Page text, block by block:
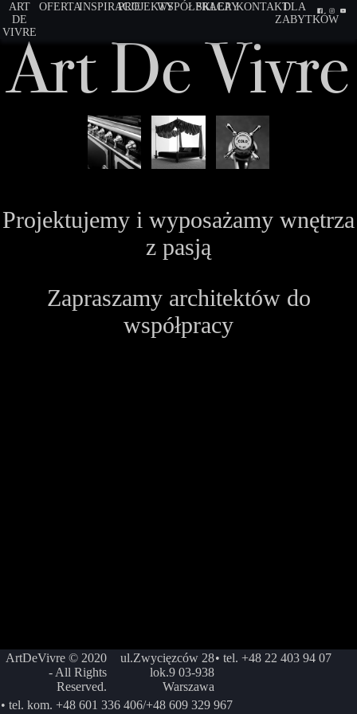
ART
DE
VIVRE
OFERTAINSPIRACJEPROJEKTYWSPÓŁPRACA
SKLEPYKONTAKTDLA
ZABYTKÓW
Art De Vivre
Projektujemy i wyposażamy wnętrza
z pasją
Zapraszamy architektów do
współpracy
ArtDeVivre © 2020
- All Rights
Reserved.
ul.Zwycięzców 28
lok.9 03-938
Warszawa
• tel. +48 22 403 94 07
• tel. kom. +48 601 336 406/+48 609 329 967